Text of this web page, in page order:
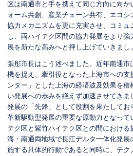
区は南通市と手を携えて同じ方向に向
ォーム共創、産業チェーン共有、エコシ
協力メカニズムを更に充実させ、コミ
し、両ハイテク区間の協力発展をより
展を新たな高みへと押し上げていきまし
張彤市長はこう述べました。近年南通
機を捉え、牽引役となった上海市への支
ンター」とした上海の経済波及効果を
い発展への歩みを絶えず加速させてき
発展の「先鋒」として役割を果たしてお
革新駆動型発展の重要な原動力となって
テク区と紫竹ハイテク区との間における
海・南通両地域で長江デルタ一体化発
施する具体的行動であると同時に、テ